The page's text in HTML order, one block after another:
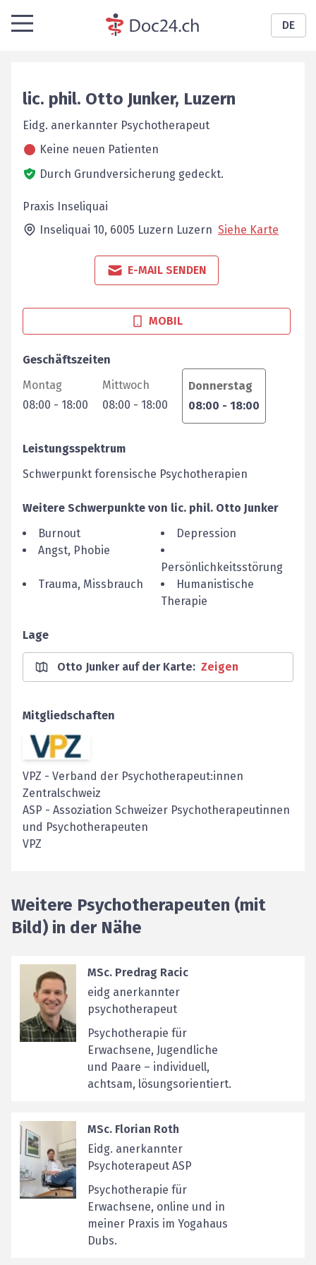
DE
lic. phil. Otto Junker, Luzern
Eidg. anerkannter Psychotherapeut
Keine neuen Patienten
Durch Grundversicherung gedeckt.
Praxis Inseliquai
Inseliquai 10, 6005 Luzern Luzern Siehe Karte
E-MAIL SENDEN
MOBIL
Geschäftszeiten
Montag
08:00 - 18:00
Mittwoch
08:00 - 18:00
Donnerstag
08:00 - 18:00
Leistungsspektrum
Schwerpunkt forensische Psychotherapien
Weitere Schwerpunkte von lic. phil. Otto Junker
Burnout
Depression
Angst, Phobie
Persönlichkeitsstörung
Trauma, Missbrauch
Humanistische
Therapie
Lage
Otto Junker auf der Karte: Zeigen
Mitgliedschaften
VPZ - Verband der Psychotherapeut:innen
Zentralschweiz
ASP - Assoziation Schweizer Psychotherapeutinnen
und Psychotherapeuten
VPZ
Weitere Psychotherapeuten (mit
Bild) in der Nähe
MSc. Predrag Racic
eidg anerkannter
psychotherapeut
Psychotherapie für
Erwachsene, Jugendliche
und Paare – individuell,
achtsam, lösungsorientiert.
MSc. Florian Roth
Eidg. anerkannter
Psychoterapeut ASP
Psychotherapie für
Erwachsene, online und in
meiner Praxis im Yogahaus
Dubs.